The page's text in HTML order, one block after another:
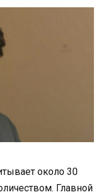
около 30
Главной